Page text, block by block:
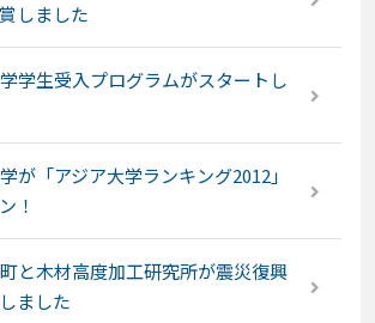
しました
学生受入プログラムがスタートし
が「アジア大学ランキング2012」
！
と木材高度加工研究所が震災復興
ました